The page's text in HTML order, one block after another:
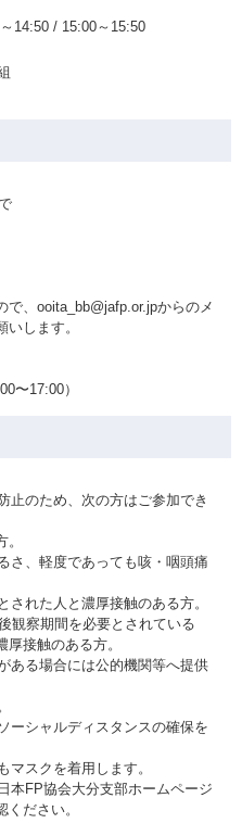
14:50 / 15:00～15:50
、ooita_bb@jafp.or.jpからのメ
します。
〜17:00）
止のため、次の方はご参加でき
さ、軽度であっても咳・咽頭痛
れた人と濃厚接触のある方。
観察期間を必要とされている
接触のある方。
ある場合には公的機関等へ提供
ーシャルディスタンスの確保を
スクを着用します。
本FP協会大分支部ホームページ
ださい。